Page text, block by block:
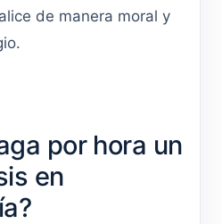
de manera moral y
por hora un
en